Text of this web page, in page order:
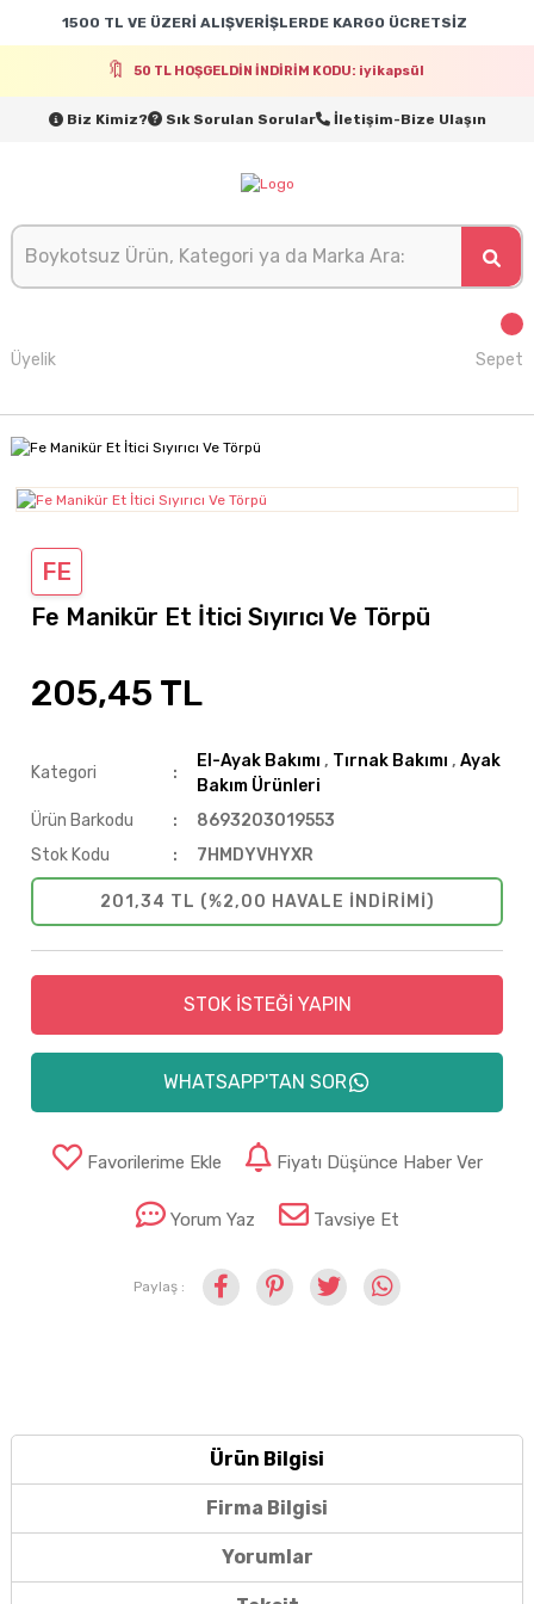
1500 TL VE ÜZERİ ALIŞVERİŞLERDE KARGO ÜCRETSİZ
50 TL HOŞGELDİN İNDİRİM KODU: iyikapsül
Biz Kimiz? Sık Sorulan Sorular İletişim-Bize Ulaşın
Üyelik Sepet
FE
Fe Manikür Et İtici Sıyırıcı Ve Törpü
205,45 TL
Kategori
El-Ayak Bakımı , Tırnak Bakımı , Ayak
Bakım Ürünleri
Ürün Barkodu
8693203019553
Stok Kodu
7HMDYVHYXR
201,34 TL (%2,00 HAVALE INDIRIMI)
STOK İSTEĞİ YAPIN
WHATSAPP'TAN SOR
Favorilerime Ekle Fiyatı Düşünce Haber Ver
Yorum Yaz Tavsiye Et
Paylaş :
Ürün Bilgisi
Firma Bilgisi
Yorumlar